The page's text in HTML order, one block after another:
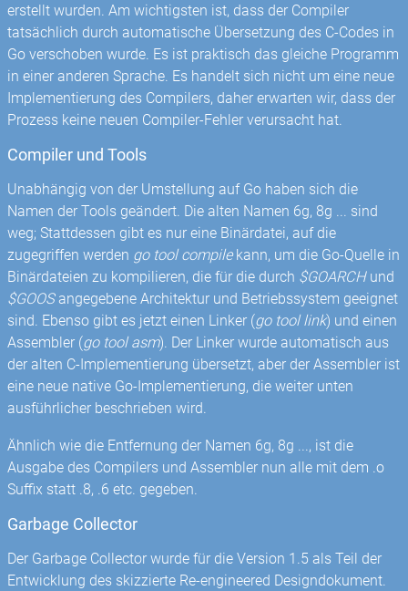
erstellt wurden. Am wichtigsten ist, dass der Compiler
tatsächlich durch automatische Übersetzung des C-Codes in
Go verschoben wurde. Es ist praktisch das gleiche Programm
in einer anderen Sprache. Es handelt sich nicht um eine neue
Implementierung des Compilers, daher erwarten wir, dass der
Prozess keine neuen Compiler-Fehler verursacht hat.
Compiler und Tools
Unabhängig von der Umstellung auf Go haben sich die
Namen der Tools geändert. Die alten Namen 6g, 8g ... sind
weg; Stattdessen gibt es nur eine Binärdatei, auf die
zugegriffen werden go tool compilekann, um die Go-Quelle in
Binärdateien zu kompilieren, die für die durch $GOARCHund
$GOOSangegebene Architektur und Betriebssystem geeignet
sind. Ebenso gibt es jetzt einen Linker (go tool link) und einen
Assembler (go tool asm). Der Linker wurde automatisch aus
der alten C-Implementierung übersetzt, aber der Assembler ist
eine neue native Go-Implementierung, die weiter unten
ausführlicher beschrieben wird.
Ähnlich wie die Entfernung der Namen 6g, 8g ..., ist die
Ausgabe des Compilers und Assembler nun alle mit dem .o
Suffix statt .8, .6 etc. gegeben.
Garbage Collector
Der Garbage Collector wurde für die Version 1.5 als Teil der
Entwicklung des skizzierte Re-engineered Designdokument.